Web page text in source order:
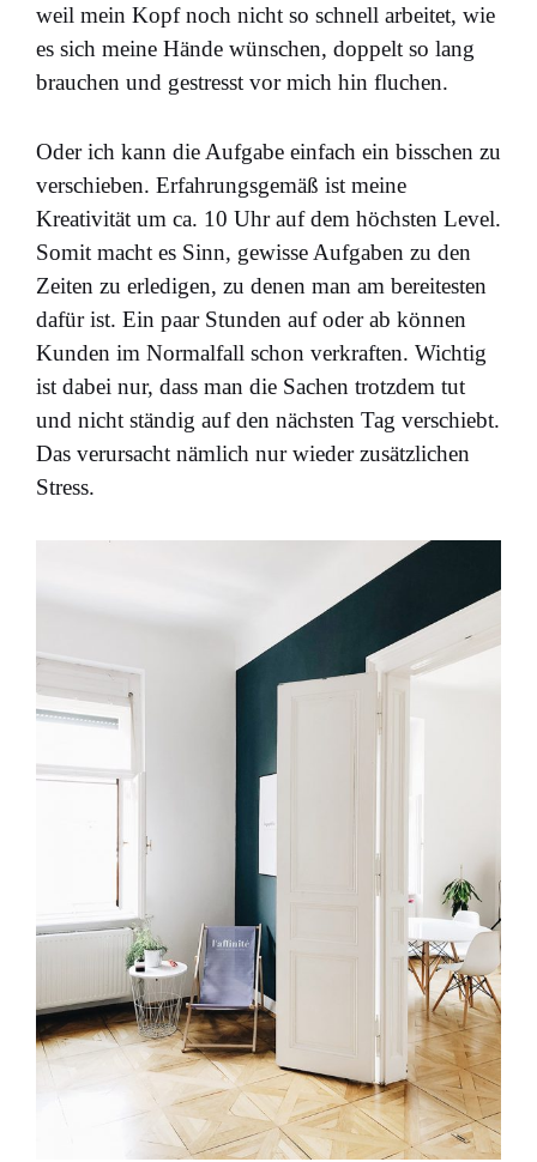
weil mein Kopf noch nicht so schnell arbeitet, wie
es sich meine Hände wünschen, doppelt so lang
brauchen und gestresst vor mich hin fluchen.
Oder ich kann die Aufgabe einfach ein bisschen zu
verschieben. Erfahrungsgemäß ist meine
Kreativität um ca. 10 Uhr auf dem höchsten Level.
Somit macht es Sinn, gewisse Aufgaben zu den
Zeiten zu erledigen, zu denen man am bereitesten
dafür ist. Ein paar Stunden auf oder ab können
Kunden im Normalfall schon verkraften. Wichtig
ist dabei nur, dass man die Sachen trotzdem tut
und nicht ständig auf den nächsten Tag verschiebt.
Das verursacht nämlich nur wieder zusätzlichen
Stress.